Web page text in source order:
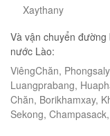
Xaythany
Và vận chuyển
nước Lào:
ViêngChăn,
Luangprabang,
Chăn, Borikhamxay,
Sekong,